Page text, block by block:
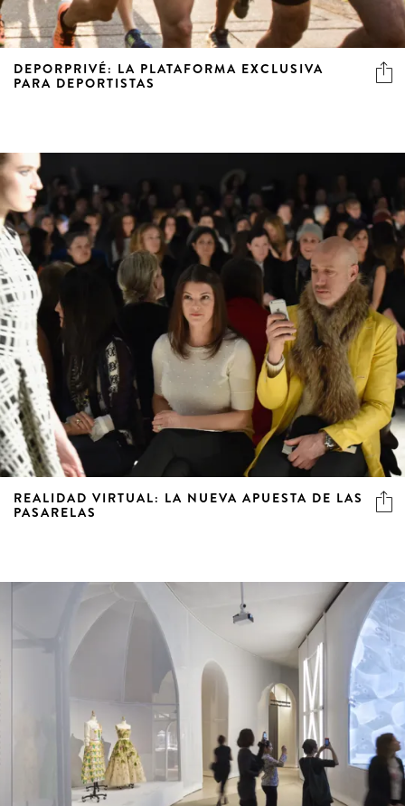
DEPORPRIVÉ: LA PLATAFORMA EXCLUSIVA
PARA DEPORTISTAS
REALIDAD VIRTUAL: LA NUEVA APUESTA DE LAS
PASARELAS